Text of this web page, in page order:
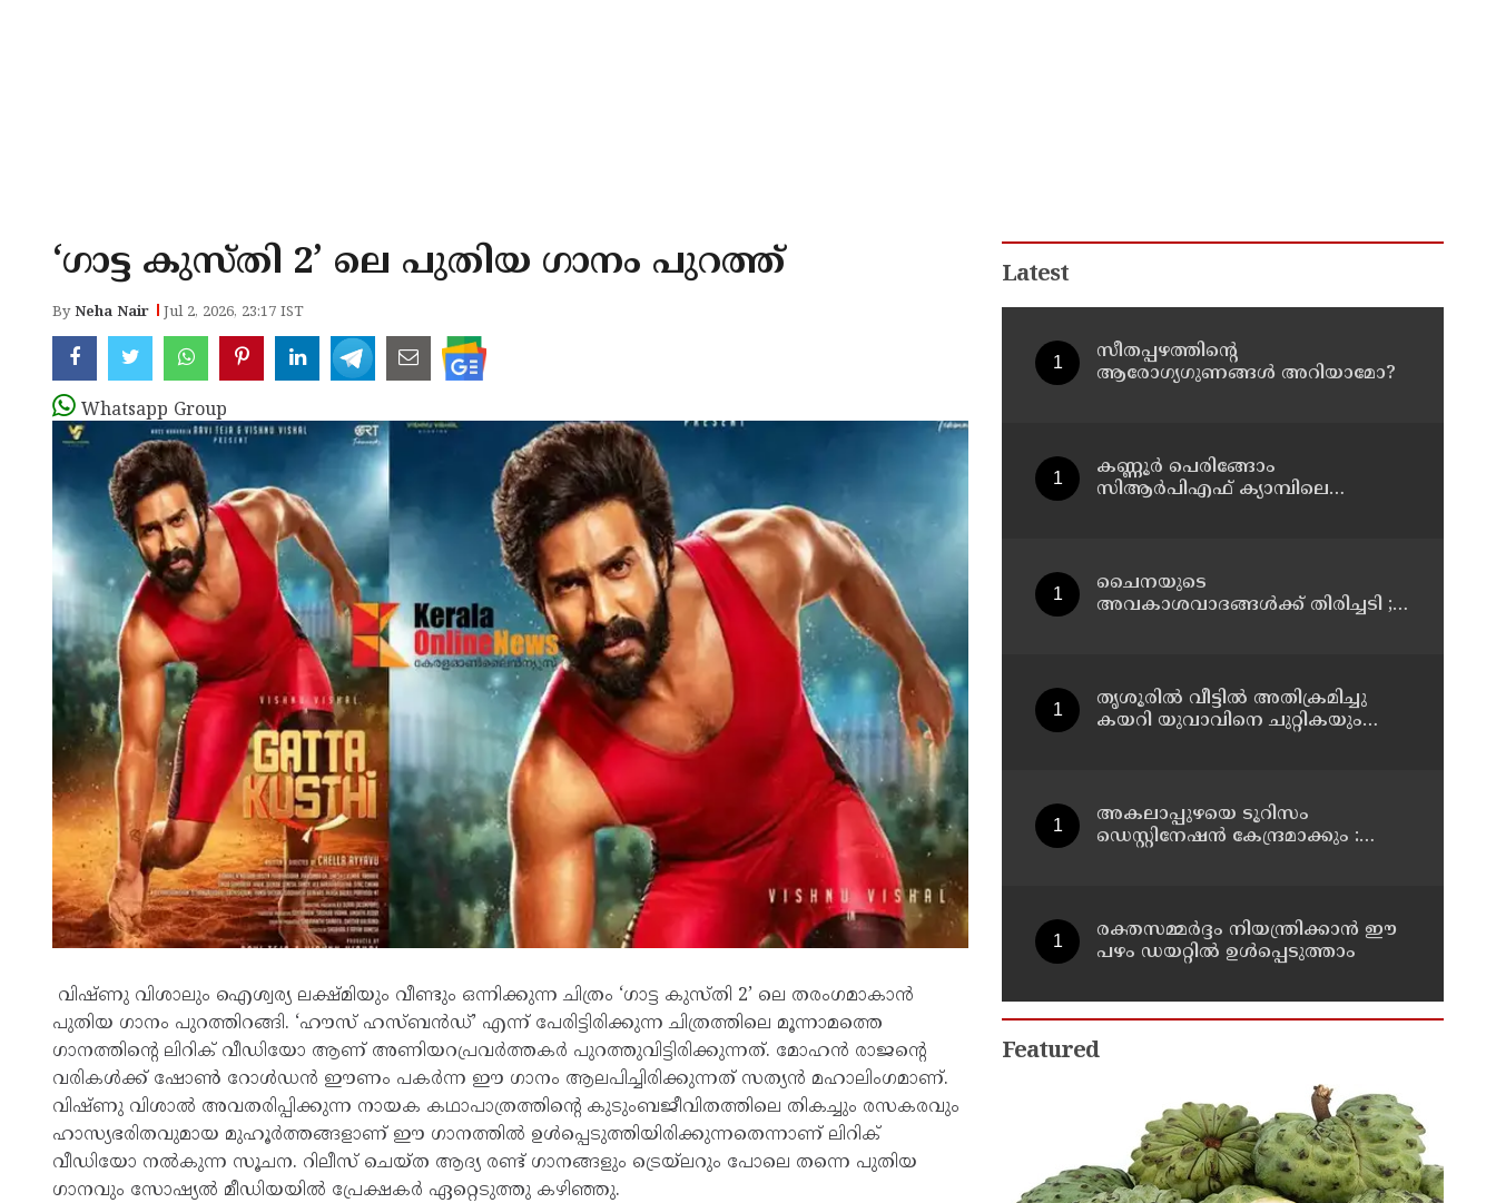
‘ഗാട്ട കുസ്തി 2’ ലെ പുതിയ ഗാനം പുറത്ത്
ByNeha Nair Jul 2, 2026, 23:17 IST
Whatsapp Group
വിഷ്ണു വിശാലും ഐശ്വര്യ ലക്ഷ്മിയും വീണ്ടും ഒന്നിക്കുന്ന ചിത്രം ‘ഗാട്ട കുസ്തി 2’ ലെ തരംഗമാകാൻ
പുതിയ ഗാനം പുറത്തിറങ്ങി. ‘ഹൗസ് ഹസ്ബൻഡ്’ എന്ന് പേരിട്ടിരിക്കുന്ന ചിത്രത്തിലെ മൂന്നാമത്തെ
ഗാനത്തിന്റെ ലിറിക് വീഡിയോ ആണ് അണിയറപ്രവർത്തകർ പുറത്തുവിട്ടിരിക്കുന്നത്. മോഹൻ രാജന്റെ
വരികൾക്ക് ഷോൺ റോൾഡൻ ഈണം പകർന്ന ഈ ഗാനം ആലപിച്ചിരിക്കുന്നത് സത്യൻ മഹാലിംഗമാണ്.
വിഷ്ണു വിശാൽ അവതരിപ്പിക്കുന്ന നായക കഥാപാത്രത്തിന്റെ കുടുംബജീവിതത്തിലെ തികച്ചും രസകരവും
ഹാസ്യഭരിതവുമായ മുഹൂർത്തങ്ങളാണ് ഈ ഗാനത്തിൽ ഉൾപ്പെടുത്തിയിരിക്കുന്നതെന്നാണ് ലിറിക്
വീഡിയോ നൽകുന്ന സൂചന. റിലീസ് ചെയ്ത ആദ്യ രണ്ട് ഗാനങ്ങളും ട്രെയ്‌ലറും പോലെ തന്നെ പുതിയ
ഗാനവും സോഷ്യൽ മീഡിയയിൽ പ്രേക്ഷകർ ഏറ്റെടുത്തു കഴിഞ്ഞു.
Latest
സീതപ്പഴത്തിന്റെ
ആരോഗ്യഗുണങ്ങൾ അറിയാമോ?
കണ്ണൂര്‍ പെരിങ്ങോം
സിആര്‍പിഎഫ് ക്യാമ്പിലെ
ചൈനയുടെ
അവകാശവാദങ്ങൾക്ക് തിരിച്ചടി ;
തൃശൂരിൽ വീട്ടിൽ അതിക്രമിച്ചു
കയറി യുവാവിനെ ചുറ്റികയും
അകലാപ്പുഴയെ ടൂറിസം
ഡെസ്റ്റിനേഷന്‍ കേന്ദ്രമാക്കും :
രക്തസമ്മർദ്ദം നിയന്ത്രിക്കാൻ ഈ
പഴം ഡയറ്റിൽ ഉൾപ്പെടുത്താം
Featured